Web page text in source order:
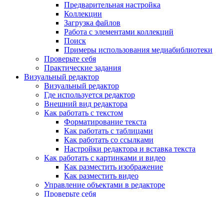
Предварительная настройка
Коллекции
Загрузка файлов
Работа с элементами коллекций
Поиск
Примеры использования медиабиблиотеки
Проверьте себя
Практические задания
Визуальный редактор
Визуальный редактор
Где используется редактор
Внешний вид редактора
Как работать с текстом
Форматирование текста
Как работать с таблицами
Как работать со ссылками
Настройки редактора и вставка текста
Как работать с картинками и видео
Как разместить изображение
Как разместить видео
Управление объектами в редакторе
Проверьте себя